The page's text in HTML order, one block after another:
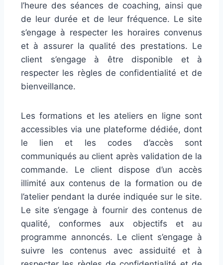
l’heure des séances de coaching, ainsi que
de leur durée et de leur fréquence. Le site
s’engage à respecter les horaires convenus
et à assurer la qualité des prestations. Le
client s’engage à être disponible et à
respecter les règles de confidentialité et de
bienveillance.
Les formations et les ateliers en ligne sont
accessibles via une plateforme dédiée, dont
le lien et les codes d’accès sont
communiqués au client après validation de la
commande. Le client dispose d’un accès
illimité aux contenus de la formation ou de
l’atelier pendant la durée indiquée sur le site.
Le site s’engage à fournir des contenus de
qualité, conformes aux objectifs et au
programme annoncés. Le client s’engage à
suivre les contenus avec assiduité et à